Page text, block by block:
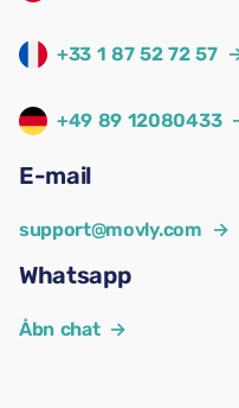
+33 1 87 52 72 57
+49 89 12080433
E-mail
support@movly.com →
Whatsapp
Åbn chat →